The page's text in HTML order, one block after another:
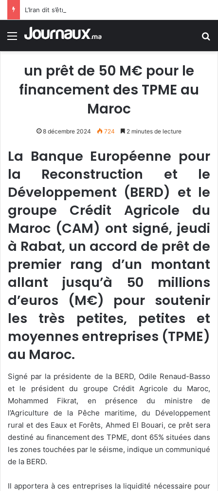
Menu
un prêt de 50 M€ pour le
financement des TPME au
Maroc
8 décembre 2024 724 2 minutes de lecture
La Banque Européenne pour
la Reconstruction et le
Développement (BERD) et le
groupe Crédit Agricole du
Maroc (CAM) ont signé, jeudi
à Rabat, un accord de prêt de
premier rang d’un montant
allant jusqu’à 50 millions
d’euros (M€) pour soutenir
les très petites, petites et
moyennes entreprises (TPME)
au Maroc.
Signé par la présidente de la BERD, Odile Renaud-Basso
et le président du groupe Crédit Agricole du Maroc,
Mohammed Fikrat, en présence du ministre de
l’Agriculture de la Pêche maritime, du Développement
rural et des Eaux et Forêts, Ahmed El Bouari, ce prêt sera
destiné au financement des TPME, dont 65% situées dans
les zones touchées par le séisme, indique un communiqué
de la BERD.
Il apportera à ces entreprises la liquidité nécessaire pour